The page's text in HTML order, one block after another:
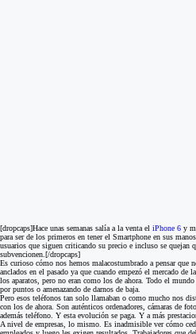
[dropcaps]Hace unas semanas salía a la venta el iPhone 6 y
para ser de los primeros en tener el Smartphone en sus
usuarios que siguen criticando su precio e incluso se
subvencionen.[/dropcaps]
Es curioso cómo nos hemos malacostumbrado a pensar que
anclados en el pasado ya que cuando empezó el mercado
los aparatos, pero no eran como los de ahora. Todo el
por puntos o amenazando de darnos de baja.
Pero esos teléfonos tan solo llamaban o como mucho nos
con los de ahora. Son auténticos ordenadores, cámaras de
además teléfono. Y esta evolución se paga. Y a más
A nivel de empresas, lo mismo. Es inadmisible ver cómo